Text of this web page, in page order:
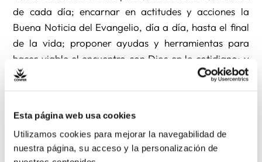
Esta página web usa cookies
Utilizamos cookies para mejorar la navegabilidad de
nuestra página, su acceso y la personalización de
de cada día; encarnar en actitudes y acciones la
Buena Noticia del Evangelio, día a día, hasta el final
de la vida; proponer ayudas y herramientas para
hacer viable el encuentro con Dios en lo cotidiano; y
animar a los religiosos/as a que se sientan misioneros
La sección de Acción Social del Área de Justicia y
Solidaridad, en colaboración con el Secretariado de
Pastoral de Migraciones de la CEE y Cáritas, ha